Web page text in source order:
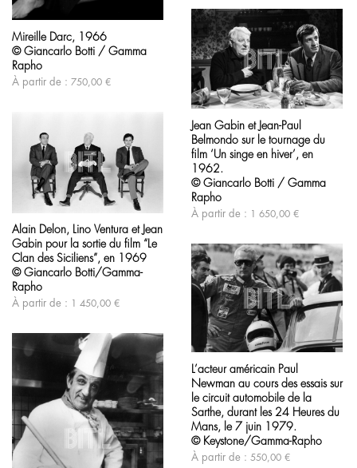
Ce
a
plusieurs
variations.
Les
options
page
produit
Mireille Darc, 1966
© Giancarlo Botti / Gamma
Rapho
À partir de : 750,00 €
sur
page
du
produit
Ce
a
plusieurs
variations.
Les
options
peuvent
être
choisies
la
page
du
produit
Jean Gabin et Jean-Paul
Belmondo sur le tournage du
film ‘Un singe en hiver’, en
1962.
© Giancarlo Botti / Gamma
Rapho
À partir de : 1 650,00 €
a
plusieurs
variations.
Les
options
peuvent
être
sur
la
page
produit
Alain Delon, Lino Ventura et Jean
Gabin pour la sortie du film “Le
Clan des Siciliens”, en 1969
© Giancarlo Botti/Gamma-
Rapho
À partir de : 1 450,00 €
Ce
a
plusieurs
variations.
Les
options
peuvent
être
choisies
L’acteur américain Paul
Newman au cours des essais sur
le circuit automobile de la
Sarthe, durant les 24 Heures du
Mans, le 7 juin 1979.
© Keystone/Gamma-Rapho
À partir de : 550,00 €